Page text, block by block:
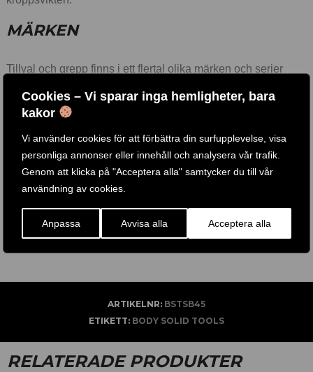
Cookies – Vi sparar inga hemligheter, bara
kakor
Vi använder cookies för att förbättra din surfupplevelse, visa
personliga annonser eller innehåll och analysera vår trafik.
Genom att klicka på "Acceptera alla" samtycker du till vår
användning av cookies.
Anpassa Avvisa alla Acceptera alla
MÄRKEN
Tillval och grepp finns i ett flertal olika märken och serier
flera.
tillbehören på marknaden och för att tillgodose de högt
ställda kraven från tusentals gym och hemmagym runt om i
världen.
Flera av våra träningsredskap finns att testa i vår fysiks butik
i Göteborg, Välkomna!
ARTIKELNR: BSTSB45
ETIKETT: BODY SOLID TOOLS
RELATERADE PRODUKTER